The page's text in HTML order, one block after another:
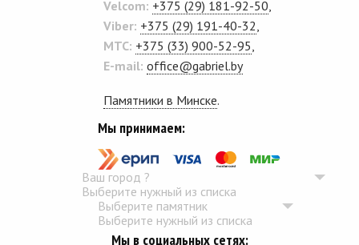
Velcom: +375 (29) 181-92-50
Viber: +375 (29) 191-40-32
MTC: +375 (33) 900-52-95
E-mail: office@gabriel.by
Памятники в Минске.
Мы принимаем:
Ваш город ?
Выберите нужный из списка
Выберите памятник
Выберите нужный из списка
Мы в социальных сетях: